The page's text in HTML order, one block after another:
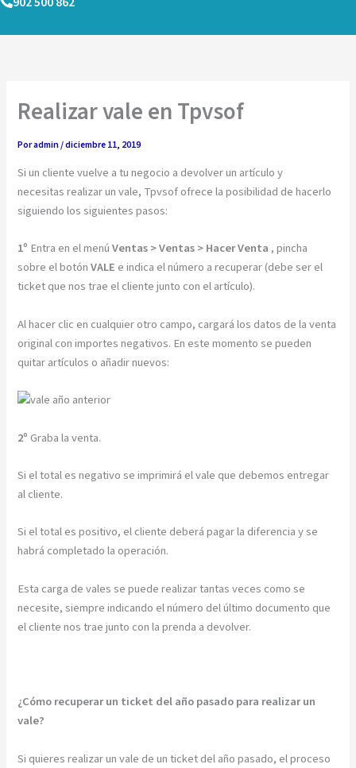
Ir
Realizar vale en Tpvsof
Poradmin/diciembre 11, 2019
Si un cliente vuelve a tu negocio a devolver un artículo y
necesitas realizar un vale, Tpvsof ofrece la posibilidad de hacerlo
siguiendo los siguientes pasos:
1º Entra en el menúVentas > Ventas > Hacer Venta , pincha
sobre el botónVALE e indica el número a recuperar (debe ser el
ticket que nos trae el cliente junto con el artículo).
Al hacer clic en cualquier otro campo, cargará los datos de la venta
original con importes negativos. En este momento se pueden
quitar artículos o añadir nuevos:
2º Graba la venta.
Si el total es negativo se imprimirá el vale que debemos entregar
al cliente.
Si el total es positivo, el cliente deberá pagar la diferencia y se
habrá completado la operación.
Esta carga de vales se puede realizar tantas veces como se
necesite, siempre indicando el número del último documento que
el cliente nos trae junto con la prenda a devolver.
¿Cómo recuperar un ticket del año pasado para realizar un
vale?
Si quieres realizar un vale de un ticket del año pasado, el proceso